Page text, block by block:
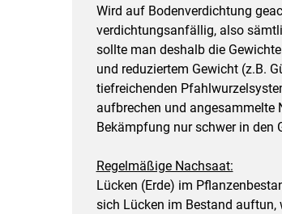
Wird auf Bodenverdichtung
verdichtungsanfällig, also
sollte man deshalb die
und reduziertem Gewicht (z.B.
tiefreichenden
aufbrechen und angesammelte
Bekämpfung nur schwer in den
Regelmäßige Nachsaat:
Lücken (Erde) im
sich Lücken im Bestand auftun,